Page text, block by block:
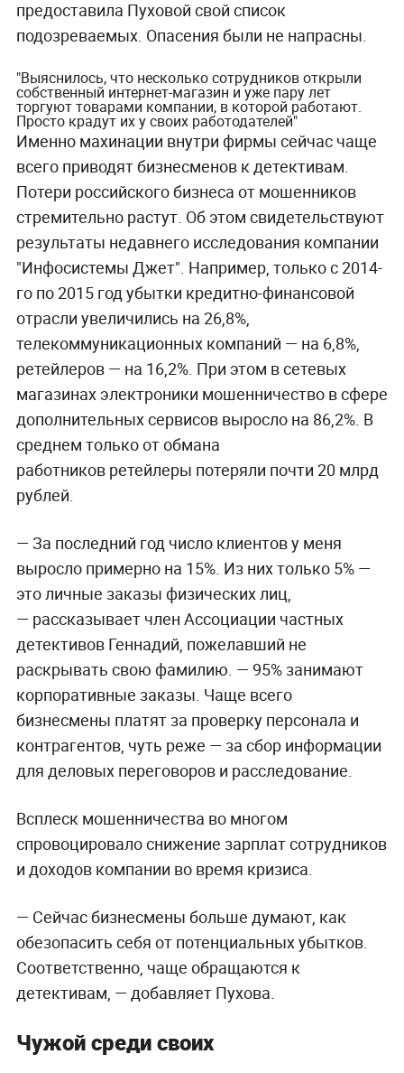
предоставила Пуховой свой список
подозреваемых. Опасения были не напрасны.
"Выяснилось, что несколько сотрудников открыли
собственный интернет-магазин и уже пару лет
торгуют товарами компании, в которой работают.
Просто крадут их у своих работодателей"
Именно махинации внутри фирмы сейчас чаще
всего приводят бизнесменов к детективам.
Потери российского бизнеса от мошенников
стремительно растут. Об этом свидетельствуют
результаты недавнего исследования компании
"Инфосистемы Джет". Например, только с 2014-
го по 2015 год убытки кредитно-финансовой
отрасли увеличились на 26,8%,
телекоммуникационных компаний — на 6,8%,
ретейлеров — на 16,2%. При этом в сетевых
магазинах электроники мошенничество в сфере
дополнительных сервисов выросло на 86,2%. В
среднем только от обмана
работников ретейлеры потеряли почти 20 млрд
рублей.
— За последний год число клиентов у меня
выросло примерно на 15%. Из них только 5% —
это личные заказы физических лиц,
— рассказывает член Ассоциации частных
детективов Геннадий, пожелавший не
раскрывать свою фамилию. — 95% занимают
корпоративные заказы. Чаще всего
бизнесмены платят за проверку персонала и
контрагентов, чуть реже — за сбор информации
для деловых переговоров и расследование.
Всплеск мошенничества во многом
спровоцировало снижение зарплат сотрудников
и доходов компании во время кризиса.
— Сейчас бизнесмены больше думают, как
обезопасить себя от потенциальных убытков.
Соответственно, чаще обращаются к
детективам, — добавляет Пухова.
Чужой среди своих